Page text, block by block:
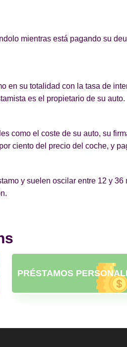
mientras está pagando su
en su totalidad con la tasa de
es el propietario de su auto.
como el coste de su auto, su
ciento del precio del coche, y
y suelen oscilar entre 12 y
PRÉSTAMOS